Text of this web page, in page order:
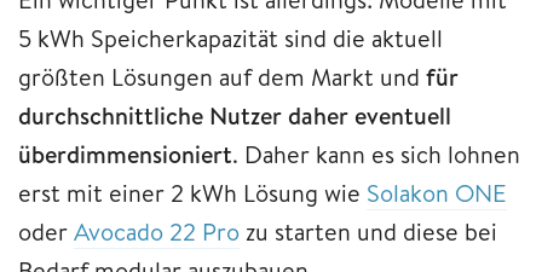
5 kWh Speicherkapazität sind die aktuell
größten Lösungen auf dem Markt und für
durchschnittliche Nutzer daher eventuell
überdimmensioniert. Daher kann es sich lohnen
erst mit einer 2 kWh Lösung wie Solakon ONE
oderAvocado 22 Prozu starten und diese bei